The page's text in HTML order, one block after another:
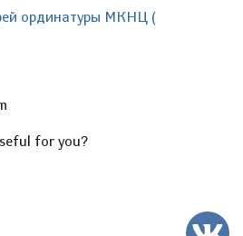
ординатуры МКНЦ (
for you?